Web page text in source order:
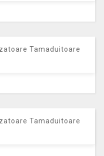
Tamaduitoare
Tamaduitoare